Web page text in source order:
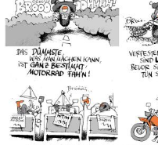
Untermenü
Untermenü